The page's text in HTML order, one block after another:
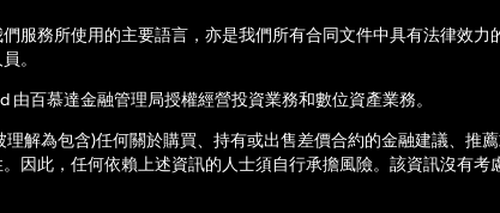
服務所使用的主要語言，亦是我們所有合同文件中具有法律效力
。
百慕達金融管理局授權經營投資業務和數位資產業務。
解為包含)任何關於購買、持有或出售差價合約的金融建議、推
因此，任何依賴上述資訊的人士須自行承擔風險。該資訊沒有